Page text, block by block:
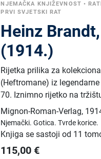
NJEMAČKA KNJIŽEVNOST •
PRVI SVJETSKI RAT
Heinz
(1914.)
Rijetka prilika za
(Heftromane) iz
70. Iznimno rijetko na
Mignon-Roman-Verlag,
Njemački.Gotica.Tvrde korice.
Knjiga se sastoji od 11
115,00 €